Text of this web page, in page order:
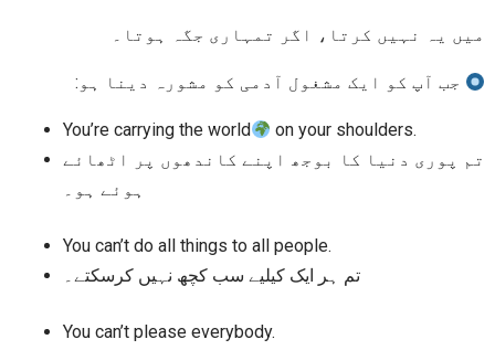
میں یہ نہیں کرتا، اگر تمہاری جگہ ہوتا۔
جب آپ کو ایک مشغول آدمی کو مشورہ دینا ہو:
You’re carrying the world
on your shoulders.
تم پوری دنیا کا بوجھ اپنے کاندھوں پر اٹھائے
ہوئے ہو۔
You can’t do all things to all people.
تم ہر ایک کیلیے سب کچھ نہیں کرسکتے۔
You can’t please everybody.